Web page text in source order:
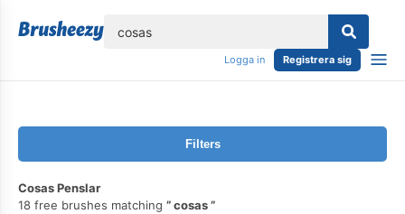
Logga in Registrera sig
Filters
Cosas Penslar
18 free brushes matching
cosas